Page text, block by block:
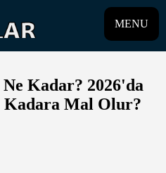
MENU
Kadar? 2026'da
Kadara Mal Olur?